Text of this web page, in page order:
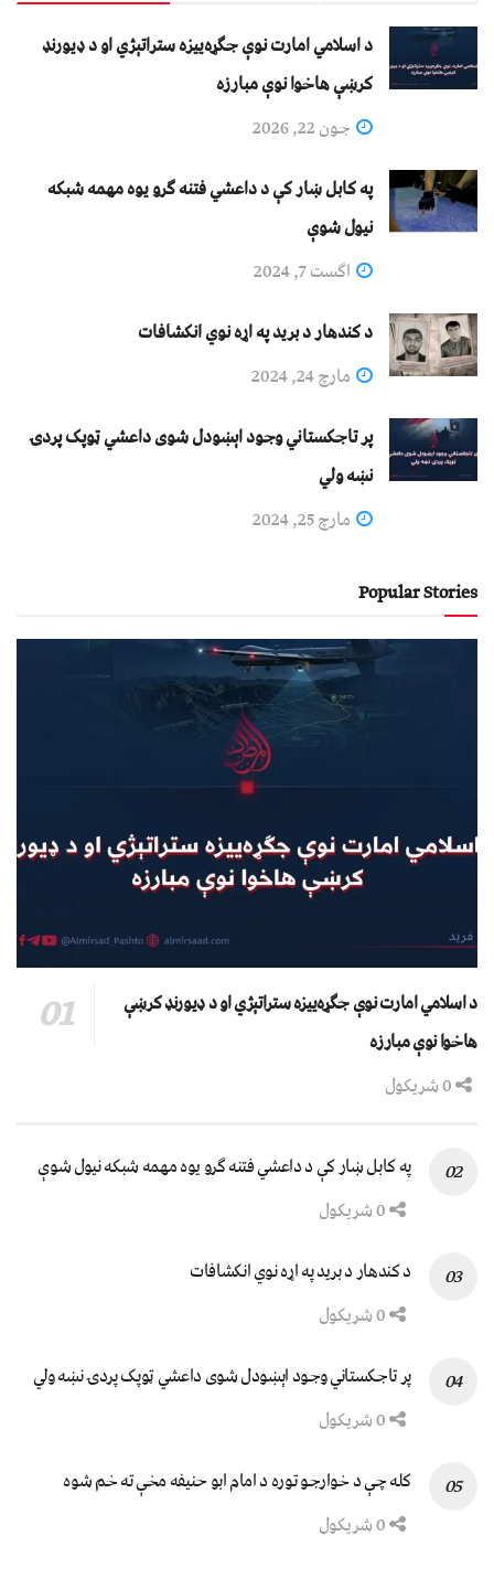
د اسلامي امارت نوې جګړه‌ییزه ستراتېژي او د ډیورنډ
کرښې هاخوا نوې مبارزه
جون 22, 2026
په کابل ښار کې د داعشي فتنه ګرو يوه مهمه شبکه
نيول شوې
اگست 7, 2024
د کندهار د برید په اړه نوي انکشافات
مارچ 24, 2024
پر تاجکستاني وجود اېښودل شوی داعشي ټوپک پردۍ
نښه ولي
مارچ 25, 2024
Popular Stories
د اسلامي امارت نوې جګړه‌ییزه ستراتېژي او د ډیورنډ کرښې
هاخوا نوې مبارزه
په کابل ښار کې د داعشي فتنه ګرو يوه مهمه شبکه نيول شوې
د کندهار د برید په اړه نوي انکشافات
پر تاجکستاني وجود اېښودل شوی داعشي ټوپک پردۍ نښه ولي
کله چې د خوارجو توره د امام ابو حنیفه مخې ته خم شوه